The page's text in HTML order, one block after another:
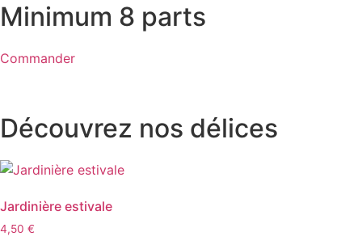
Minimum 8 parts
Commander
Découvrez nos délices
Jardinière estivale
4,50 €